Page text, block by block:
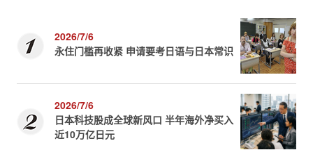
2026/7/6
永住门槛再收紧 申请要考日语与日本常识
2026/7/6
日本科技股成全球新风口 半年海外净买入
近10万亿日元